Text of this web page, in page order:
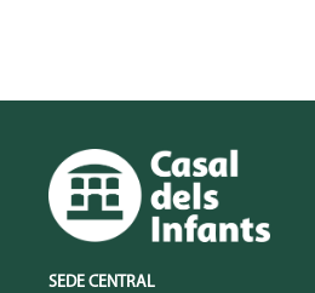
SEDE CENTRAL